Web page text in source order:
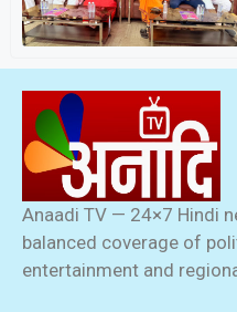
Anaadi TV — 24×7 Hindi
balanced coverage of
entertainment and